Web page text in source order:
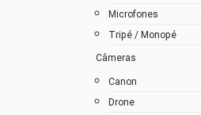
Microfones
Tripé / Monopé
Câmeras
Canon
Drone